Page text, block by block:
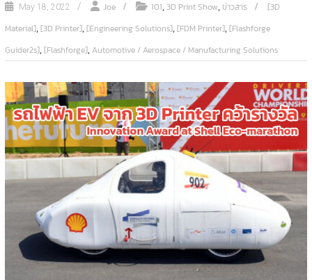
May 18, 2022 Joe 101,3D Print Show,ข่าวสาร
[3D
Material],[3D Printer],[Engineering Solutions],[FDM Printer],[Flashforge
Guider2s],[Flashforge], Automotive / Aerospace / Manufacturing Solutions